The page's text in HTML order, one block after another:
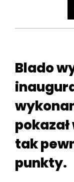
Blado
tak
punkty.